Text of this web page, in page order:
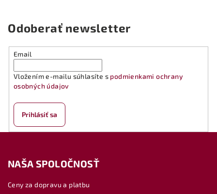
Odoberať newsletter
Email
Vložením e-mailu súhlasíte s podmienkami ochrany
osobných údajov
Prihlásiť sa
NAŠA SPOLOČNOSŤ
Ceny za dopravu a platbu